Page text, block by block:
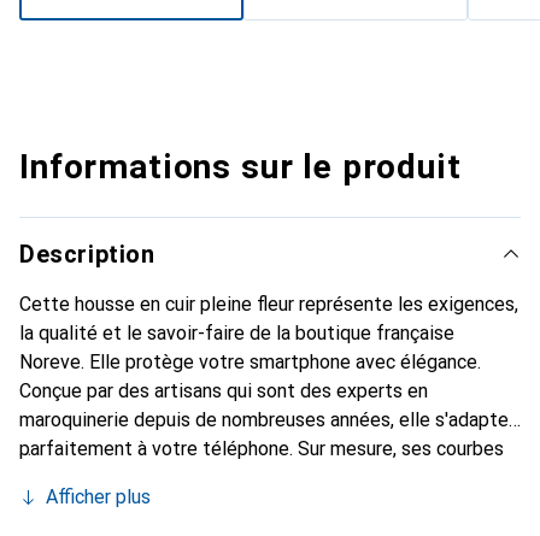
Informations sur le produit
Description
Cette housse en cuir pleine fleur représente les exigences,
la qualité et le savoir-faire de la boutique française
Noreve. Elle protège votre smartphone avec élégance.
Conçue par des artisans qui sont des experts en
maroquinerie depuis de nombreuses années, elle s'adapte
parfaitement à votre téléphone. Sur mesure, ses courbes
devient un accessoire chic et essentiel de votre
Afficher plus